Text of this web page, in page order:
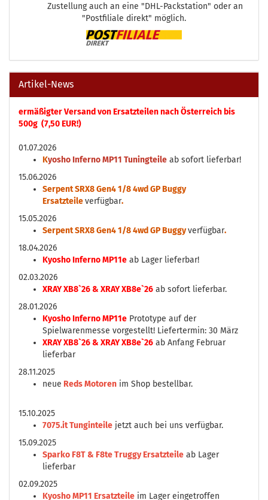
Zustellung auch an eine "DHL-Packstation" oder an
"Postfiliale direkt" möglich.
Artikel-News
ermäßigter Versand von Ersatzteilen nach Österreich bis
500g (7,50 EUR!)
01.07.2026
Kyosho Inferno MP11 Tuningteile ab sofort lieferbar!
15.06.2026
Serpent SRX8 Gen4 1/8 4wd GP Buggy
Ersatzteileverfügbar.
15.05.2026
Serpent SRX8 Gen4 1/8 4wd GP Buggyverfügbar.
18.04.2026
Kyosho Inferno MP11e ab Lager lieferbar!
02.03.2026
XRAY XB8`26 & XRAY XB8e`26 ab sofort lieferbar.
28.01.2026
Kyosho Inferno MP11e Prototype auf der
Spielwarenmesse vorgestellt! Liefertermin: 30 März
XRAY XB8`26 & XRAY XB8e`26 ab Anfang Februar
lieferbar
28.11.2025
neue Reds Motoren im Shop bestellbar.
15.10.2025
7075.it Tunginteile jetzt auch bei uns verfügbar.
15.09.2025
Sparko F8T & F8te Truggy Ersatzteile ab Lager
lieferbar
02.09.2025
Kyosho MP11 Ersatzteile im Lager eingetroffen